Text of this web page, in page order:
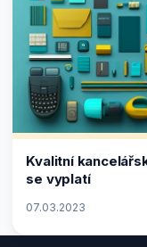
Kvalitní
se vyplatí
07.03.2023